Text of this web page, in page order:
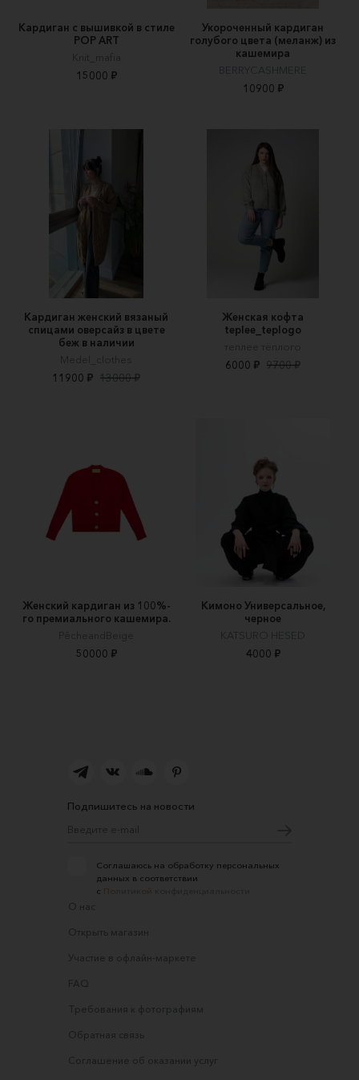
Кардиган с вышивкой в стиле
POP ART
Knit_mafia
15000 ₽
Укороченный кардиган
голубого цвета (меланж) из
кашемира
BERRYCASHMERE
10900 ₽
Кардиган женский вязаный
спицами оверсайз в цвете
беж в наличии
Medel_clothes
11900 ₽ 13000 ₽
Женская кофта
teplee_teplogo
теплее тёплого
6000 ₽ 9700 ₽
Женский кардиган из 100%-
го премиального кашемира.
PêcheandBeige
50000 ₽
Кимоно Универсальное,
черное
KATSURO HESED
4000 ₽
Подпишитесь на новости
Соглашаюсь на обработку персональных
данных в соответствии
с
О нас
Открыть магазин
Участие в офлайн-маркете
FAQ
Требования к фотографиям
Обратная связь
Соглашение об оказании услуг